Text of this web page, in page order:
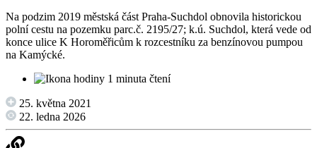
Na podzim 2019 městská část Praha-Suchdol obnovila historickou
polní cestu na pozemku parc.č. 2195/27; k.ú. Suchdol, která vede od
konce ulice K Horoměřicům k rozcestníku za benzínovou pumpou
na Kamýcké.
1 minuta čtení
25. května 2021
22. ledna 2026